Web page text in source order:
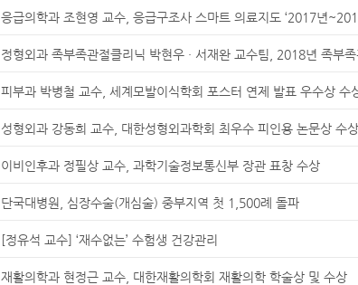
응급의학과 조현영 교수, 응급구조사 스마트 의료지도 ‘2017년
정형외과 족부족관절클리닉 박현우 · 서재완 교수팀, 2018년 족부
피부과 박병철 교수, 세계모발이식학회 포스터 연제 발표 우수상 수
성형외과 강동희 교수, 대한성형외과학회 최우수 피인용 논문상 수상
이비인후과 정필상 교수, 과학기술정보통신부 장관 표창 수상
단국대병원, 심장수술(개심술) 중부지역 첫 1,500례 돌파
[정유석 교수] ‘재수없는’ 수험생 건강관리
재활의학과 현정근 교수, 대한재활의학회 재활의학 학술상 및 수상